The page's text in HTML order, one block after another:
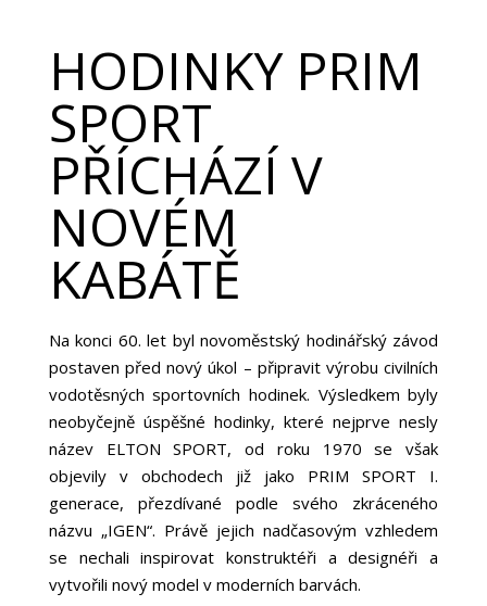
HODINKY PRIM
SPORT
PŘÍCHÁZÍ V
NOVÉM
KABÁTĚ
Na konci 60. let byl novoměstský hodinářský závod
postaven před nový úkol – připravit výrobu civilních
vodotěsných sportovních hodinek. Výsledkem byly
neobyčejně úspěšné hodinky, které nejprve nesly
název ELTON SPORT, od roku 1970 se však
objevily v obchodech již jako PRIM SPORT I.
generace, přezdívané podle svého zkráceného
názvu „IGEN“. Právě jejich nadčasovým vzhledem
se nechali inspirovat konstruktéři a designéři a
vytvořili nový model v moderních barvách.